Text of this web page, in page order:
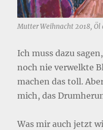
Mutter Weihnacht 2018,
Ich muss dazu
noch nie verwelkte
machen das toll.
mich, das
Was mir auch jetzt